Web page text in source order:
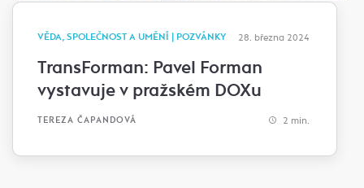
VĚDA, SPOLEČNOST A UMĚNÍ | POZVÁNKY 28. března 2024
TransForman: Pavel Forman
vystavuje v pražském DOXu
TEREZA ČAPANDOVÁ 2 min.